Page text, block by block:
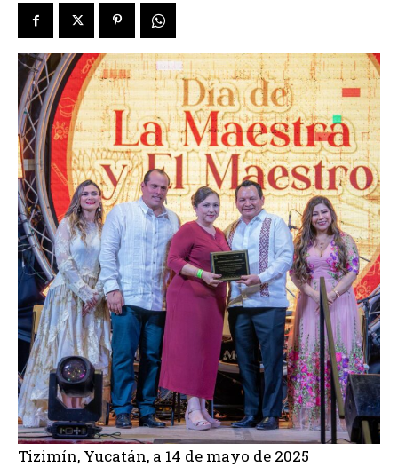
Tizimín, Yucatán, a 14 de mayo de 2025